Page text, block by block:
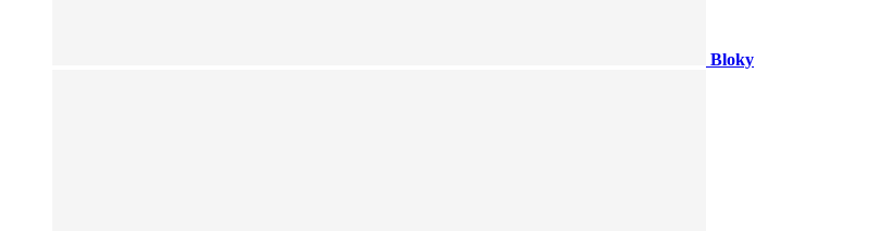
Bloky